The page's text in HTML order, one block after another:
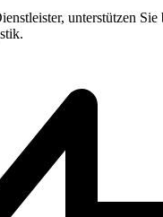
unterstützen Sie